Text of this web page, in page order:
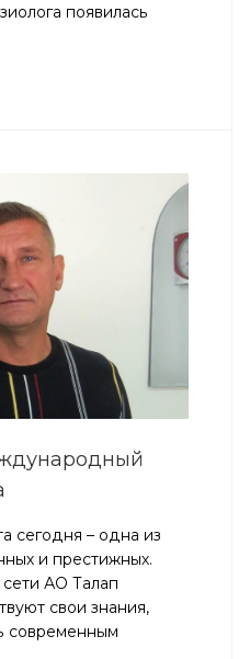
появилась
сегодня – одна из
и престижных.
АО Талап
свои знания,
современным